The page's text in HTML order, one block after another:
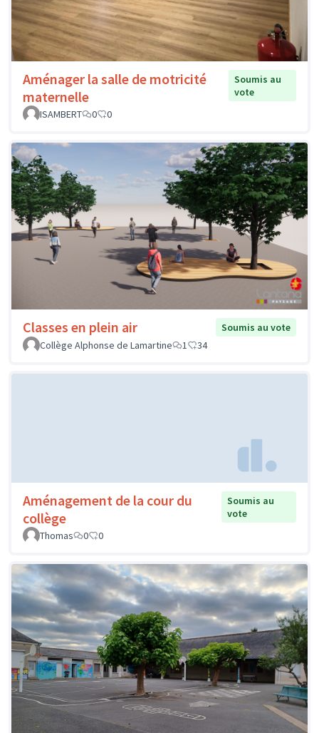
Aménager la salle de motricité
maternelle
Soumis au
vote
ISAMBERT
0 0
Classes en plein air
Soumis au vote
Collège Alphonse de Lamartine
1 34
Aménagement de la cour du
collège
Soumis au
vote
Thomas
0 0